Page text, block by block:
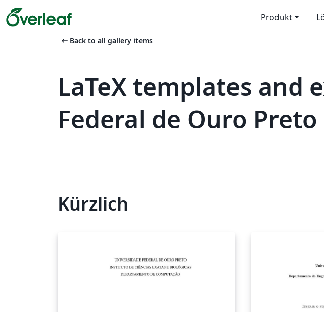
Produkt
arrow_left_alt Back to all gallery items
LaTeX templates and
Federal de Ouro Preto
Kürzlich